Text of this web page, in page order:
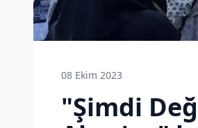
08 Ekim 2023
"Şimdi